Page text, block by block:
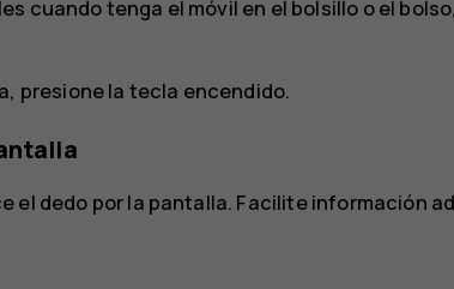
cuando tenga el móvil en el bolsillo o el
presione la tecla encendido.
el dedo por la pantalla. Facilite información